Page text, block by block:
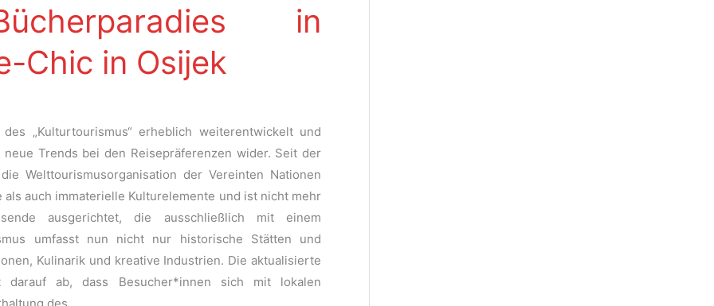
in
Chic in Osijek
„Kulturtourismus“ erheblich weiterentwickelt und
Trends bei den Reisepräferenzen wider. Seit der
Welttourismusorganisation der Vereinten Nationen
auch immaterielle Kulturelemente und ist nicht mehr
ausgerichtet, die ausschließlich mit einem
umfasst nun nicht nur historische Stätten und
Kulinarik und kreative Industrien. Die aktualisierte
ab, dass Besucher*innen sich mit lokalen
des